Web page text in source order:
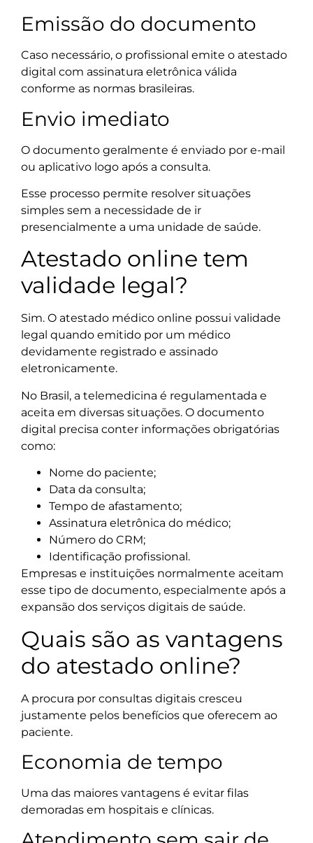
Emissão do documento
Caso necessário, o profissional emite o atestado
digital com assinatura eletrônica válida
conforme as normas brasileiras.
Envio imediato
O documento geralmente é enviado por e-mail
ou aplicativo logo após a consulta.
Esse processo permite resolver situações
simples sem a necessidade de ir
presencialmente a uma unidade de saúde.
Atestado online tem
validade legal?
Sim. O atestado médico online possui validade
legal quando emitido por um médico
devidamente registrado e assinado
eletronicamente.
No Brasil, a telemedicina é regulamentada e
aceita em diversas situações. O documento
digital precisa conter informações obrigatórias
como:
Nome do paciente;
Data da consulta;
Tempo de afastamento;
Assinatura eletrônica do médico;
Número do CRM;
Identificação profissional.
Empresas e instituições normalmente aceitam
esse tipo de documento, especialmente após a
expansão dos serviços digitais de saúde.
Quais são as vantagens
do atestado online?
A procura por consultas digitais cresceu
justamente pelos benefícios que oferecem ao
paciente.
Economia de tempo
Uma das maiores vantagens é evitar filas
demoradas em hospitais e clínicas.